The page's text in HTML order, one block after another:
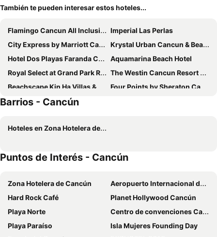
También te pueden interesar estos hoteles...
Flamingo Cancun All Inclusive
Imperial Las Perlas
City Express by Marriott Cancun
Krystal Urban Cancun & Beach Club
Hotel Dos Playas Faranda Cancún
Aquamarina Beach Hotel
Royal Select at Grand Park Royal Cancún - All Inclusive - Adults Only
The Westin Cancun Resort Villas & Spa
Beachscape Kin Ha Villas & Suites
Four Points by Sheraton Cancun Centro
Ocean Dream Cancun
Hotel Imperial Laguna Faranda Cancún
Devossion By Live Aqua Celebration Resort & Spa Isla Mujeres
Hilton Cancun Mar Caribe All-Inclusive Resort
Hotel y Museo Casa Turquesa
Hotel Plaza Caribe
Fairfield Inn & Suites Cancun Downtown
Hotel Colonial Cancun
Adhara Hacienda Cancun
Ocean View Cancun Arenas
Oh! Cancun The Urban Oasis & Beach Club
ibis Cancun Centro
Barrios - Cancún
Hoteles en Zona Hotelera de Cancún
Puntos de Interés - Cancún
Zona Hotelera de Cancún
Aeropuerto Internacional de Cancún
Hard Rock Café
Planet Hollywood Cancún
Playa Norte
Centro de convenciones Cancun ICC
Playa Paraíso
Isla Mujeres Founding Day